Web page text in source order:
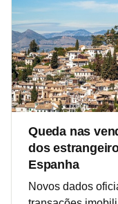
Queda nas
dos
Espanha
Novos dados